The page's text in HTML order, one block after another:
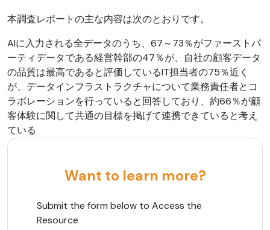
本調査レポートの主な内容は次のとおりです。
AIに入力される全データのうち、67～73％がファーストパ
ーティデータである経営幹部の47％が、自社の顧客データ
の品質は最高であると評価しているIT担当者の75％近く
が、データインフラストラクチャについて業務責任者とコ
ラボレーションを行っていると回答しており、約66％が顧
客体験に関して共通の目標を掲げて連携できていると考え
ている
Want to learn more?
Submit the form below to Access the
Resource